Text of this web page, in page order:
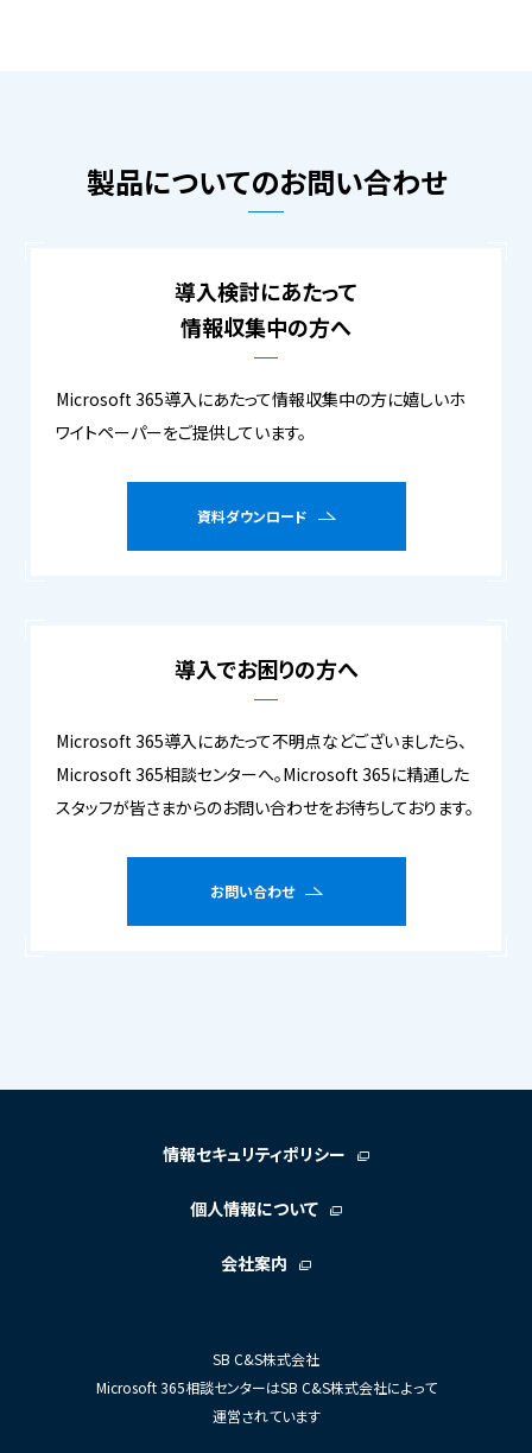
製品についてのお問い合わせ
導入検討にあたって
情報収集中の方へ
Microsoft 365導入にあたって情報収集中の方に嬉しいホ
ワイトペーパーをご提供しています。
資料ダウンロード
導入でお困りの方へ
Microsoft 365導入にあたって不明点などございましたら、
Microsoft 365相談センターへ。Microsoft 365に精通した
スタッフが皆さまからのお問い合わせをお待ちしております。
お問い合わせ
情報セキュリティポリシー
個人情報について
会社案内
SB C&S株式会社
Microsoft 365相談センターはSB C&S株式会社によって
運営されています